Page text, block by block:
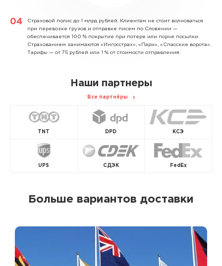
Страховой полис до 1 млрд рублей. Клиентам не стоит волноваться
при перевозке грузов и отправке писем по Словении —
обеспечивается 100 % покрытие при потере или порче посылки.
Страхованием занимаются «Ингосстрах», «Пари», «Спасские ворота».
Тарифы — от 75 рублей или 1 % от стоимости отправления.
Наши партнеры
Все партнёры
TNT DPD КСЭ
UPS СДЭК FedEx
Больше вариантов доставки